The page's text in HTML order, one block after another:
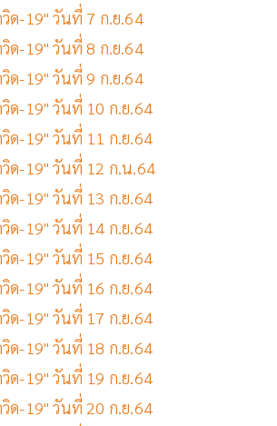
วิด-19" วันที่ 7 ก.ย.64
วิด-19" วันที่ 8 ก.ย.64
วิด-19" วันที่ 9 ก.ย.64
วิด-19" วันที่ 10 ก.ย.64
วิด-19" วันที่ 11 ก.ย.64
วิด-19" วันที่ 12 ก.น.64
วิด-19" วันที่ 13 ก.ย.64
วิด-19" วันที่ 14 ก.ย.64
วิด-19" วันที่ 15 ก.ย.64
วิด-19" วันที่ 16 ก.ย.64
วิด-19" วันที่ 17 ก.ย.64
วิด-19" วันที่ 18 ก.ย.64
วิด-19" วันที่ 19 ก.ย.64
วิด-19" วันที่ 20 ก.ย.64